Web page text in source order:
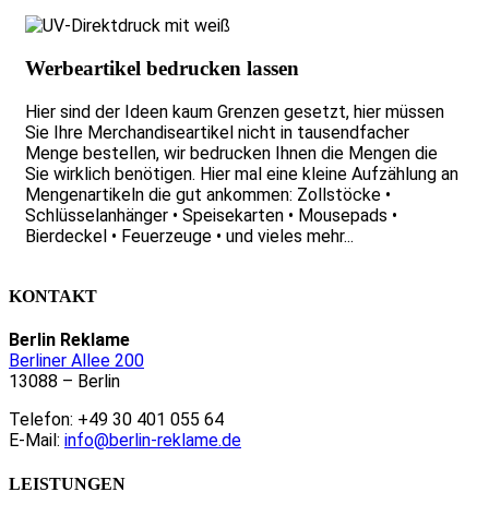
Werbeartikel bedrucken lassen
Hier sind der Ideen kaum Grenzen gesetzt, hier müssen
Sie Ihre Merchandiseartikel nicht in tausendfacher
Menge bestellen, wir bedrucken Ihnen die Mengen die
Sie wirklich benötigen. Hier mal eine kleine Aufzählung an
Mengenartikeln die gut ankommen: Zollstöcke •
Schlüsselanhänger • Speisekarten • Mousepads •
Bierdeckel • Feuerzeuge • und vieles mehr...
KONTAKT
Berlin Reklame
Berliner Allee 200
13088 – Berlin
Telefon: +49 30 401 055 64
E-Mail: info@berlin-reklame.de
LEISTUNGEN